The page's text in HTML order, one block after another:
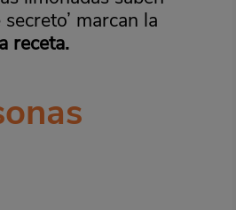
marcan la
receta.